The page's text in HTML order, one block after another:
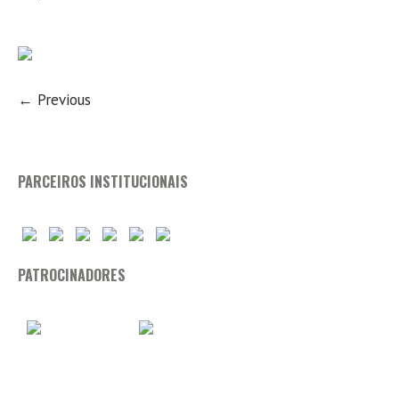
← Previous
PARCEIROS INSTITUCIONAIS
PATROCINADORES